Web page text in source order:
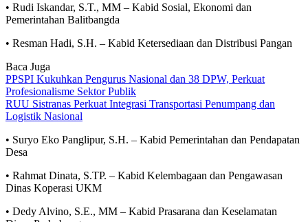
• Rudi Iskandar, S.T., MM – Kabid Sosial, Ekonomi dan
Pemerintahan Balitbangda
• Resman Hadi, S.H. – Kabid Ketersediaan dan Distribusi Pangan
Baca Juga
PPSPI Kukuhkan Pengurus Nasional dan 38 DPW, Perkuat
Profesionalisme Sektor Publik
RUU Sistranas Perkuat Integrasi Transportasi Penumpang dan
Logistik Nasional
• Suryo Eko Panglipur, S.H. – Kabid Pemerintahan dan Pendapatan
Desa
• Rahmat Dinata, S.TP. – Kabid Kelembagaan dan Pengawasan
Dinas Koperasi UKM
• Dedy Alvino, S.E., MM – Kabid Prasarana dan Keselamatan